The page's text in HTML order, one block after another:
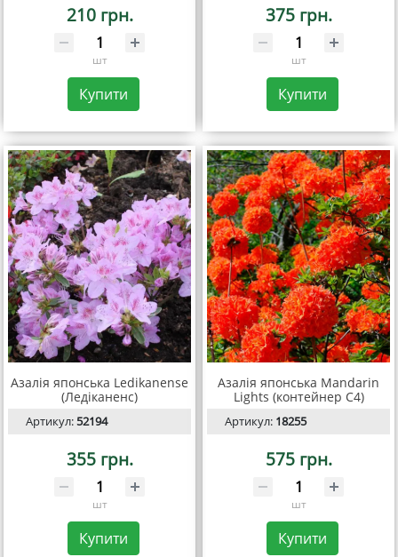
210 грн.
шт
Купити
375 грн.
шт
Купити
Азалія японська Ledikanense
(Ледіканенс)
Артикул:52194
355 грн.
шт
Купити
Азалія японська Mandarin
Lights (контейнер С4)
Артикул: 18255
575 грн.
шт
Купити